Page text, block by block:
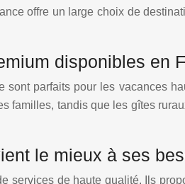
offre un large choix de
disponibles en
parfaits pour les vacances
tandis que les gîtes
le mieux à ses
services de haute qualité. Ils